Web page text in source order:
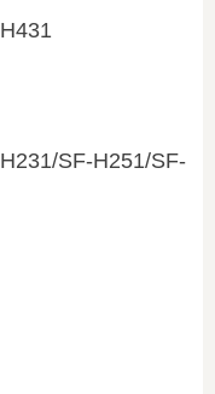
SF-H251/SF-